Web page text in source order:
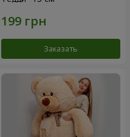
Заказать